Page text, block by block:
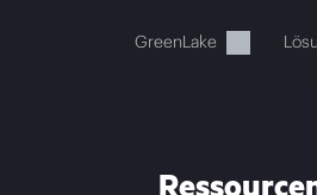
GreenLake